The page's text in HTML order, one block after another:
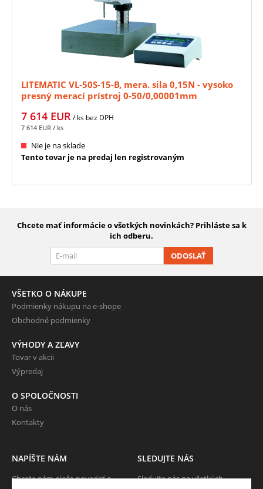
LITEMATIC VL-50S-15-B, mera. sila 0,15N - vysoko
presný merací prístroj 0-50/0,00001mm
7 614 EUR/ ks bez DPH
7 614 EUR / ks
Nie je na sklade
Tento tovar je na predaj len registrovaným
Chcete mať informácie o všetkých novinkách? Prihláste sa k
ich odberu.
ODOSLAŤ
VŠETKO O NÁKUPE
Podmienky nákupu na e-shope
Obchodné podmienky
VÝHODY A ZĽAVY
Tovar v akcii
Výpredaj
O SPOLOČNOSTI
O nás
Kontakty
NAPÍŠTE NÁM
Chcete nám niečo povedať o
SLEDUJTE NÁS
Sledujte nás na všetkých